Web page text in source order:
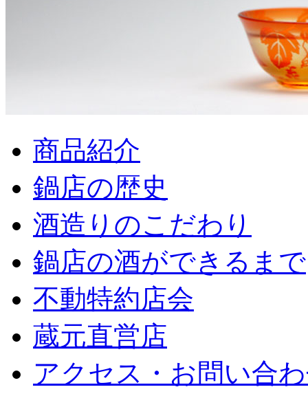
商品紹介
鍋店の歴史
酒造りのこだわり
鍋店の酒ができるまで
不動特約店会
蔵元直営店
アクセス・お問い合